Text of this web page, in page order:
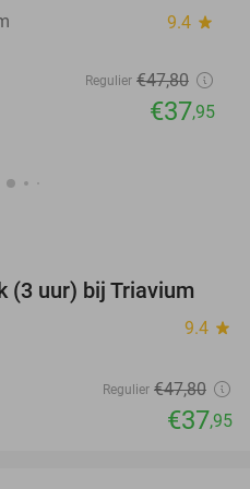
9.4 star
Regulier €47,80
€37,95
21%
(3 uur) bij Triavium
9.4 star
Regulier €47,80
€37,95